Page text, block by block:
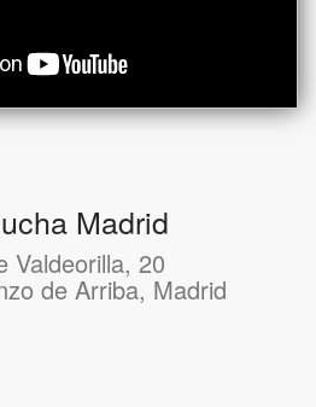
Madrid
Valdeorilla, 20
de Arriba, Madrid